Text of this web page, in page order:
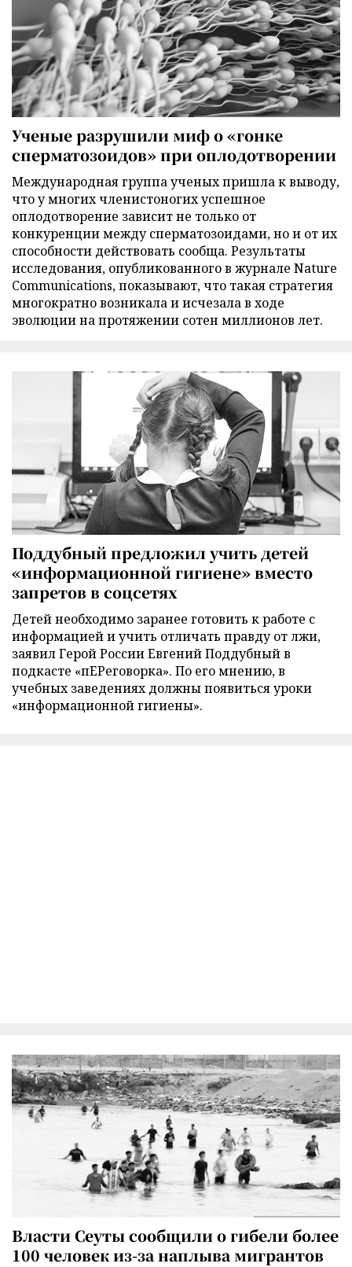
Ученые разрушили миф о «гонке
сперматозоидов» при оплодотворении
Международная группа ученых пришла к выводу,
что у многих членистоногих успешное
оплодотворение зависит не только от
конкуренции между сперматозоидами, но и от их
способности действовать сообща. Результаты
исследования, опубликованного в журнале Nature
Communications, показывают, что такая стратегия
многократно возникала и исчезала в ходе
эволюции на протяжении сотен миллионов лет.
Поддубный предложил учить детей
«информационной гигиене» вместо
запретов в соцсетях
Детей необходимо заранее готовить к работе с
информацией и учить отличать правду от лжи,
заявил Герой России Евгений Поддубный в
подкасте «пЕРеговорка». По его мнению, в
учебных заведениях должны появиться уроки
«информационной гигиены».
Власти Сеуты сообщили о гибели более
100 человек из-за наплыва мигрантов